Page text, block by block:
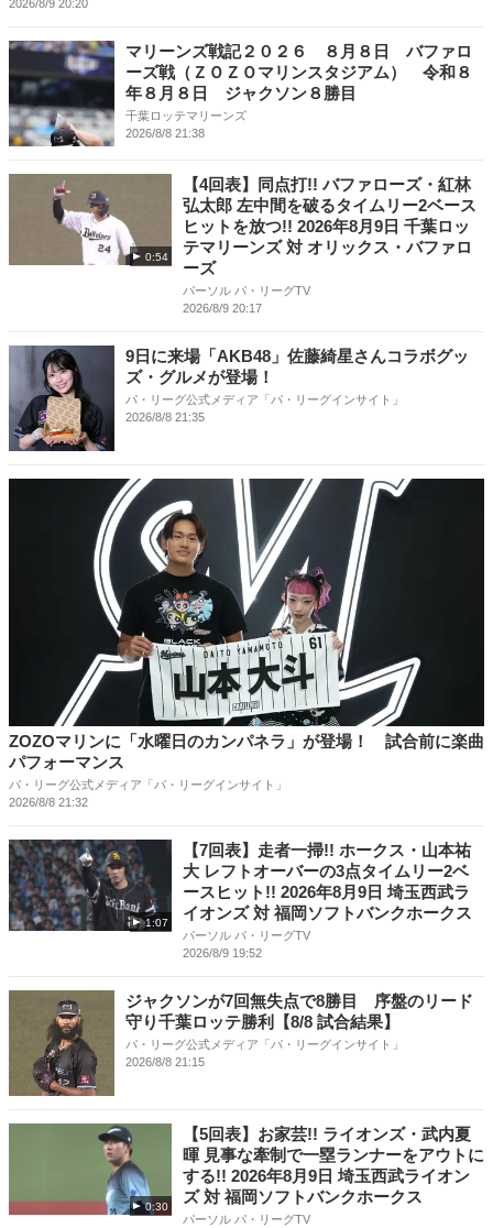
2026/8/9 20:20
マリーンズ戦記２０２６ ８月８日 バファロ
ーズ戦（ＺＯＺＯマリンスタジアム） 令和８
年８月８日 ジャクソン８勝目
千葉ロッテマリーンズ
2026/8/8 21:38
0:54
【4回表】同点打!! バファローズ・紅林
弘太郎 左中間を破るタイムリー2ベース
ヒットを放つ!! 2026年8月9日 千葉ロッ
テマリーンズ 対 オリックス・バファロ
ーズ
パーソル パ・リーグTV
2026/8/9 20:17
9日に来場「AKB48」佐藤綺星さんコラボグッ
ズ・グルメが登場！
パ・リーグ公式メディア「パ・リーグインサイト」
2026/8/8 21:35
ZOZOマリンに「水曜日のカンパネラ」が登場！ 試合前に楽曲
パフォーマンス
パ・リーグ公式メディア「パ・リーグインサイト」
2026/8/8 21:32
1:07
【7回表】走者一掃!! ホークス・山本祐
大 レフトオーバーの3点タイムリー2ベ
ースヒット!! 2026年8月9日 埼玉西武ラ
イオンズ 対 福岡ソフトバンクホークス
パーソル パ・リーグTV
2026/8/9 19:52
ジャクソンが7回無失点で8勝目 序盤のリード
守り千葉ロッテ勝利【8/8 試合結果】
パ・リーグ公式メディア「パ・リーグインサイト」
2026/8/8 21:15
0:30
【5回表】お家芸!! ライオンズ・武内夏
暉 見事な牽制で一塁ランナーをアウトに
する!! 2026年8月9日 埼玉西武ライオン
ズ 対 福岡ソフトバンクホークス
パーソル パ・リーグTV